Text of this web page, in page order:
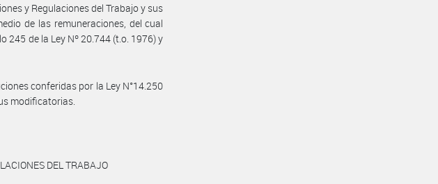
y Regulaciones del Trabajo y sus
de las remuneraciones, del cual
245 de la Ley Nº 20.744 (t.o. 1976) y
conferidas por la Ley N°14.250
modificatorias.
DEL TRABAJO